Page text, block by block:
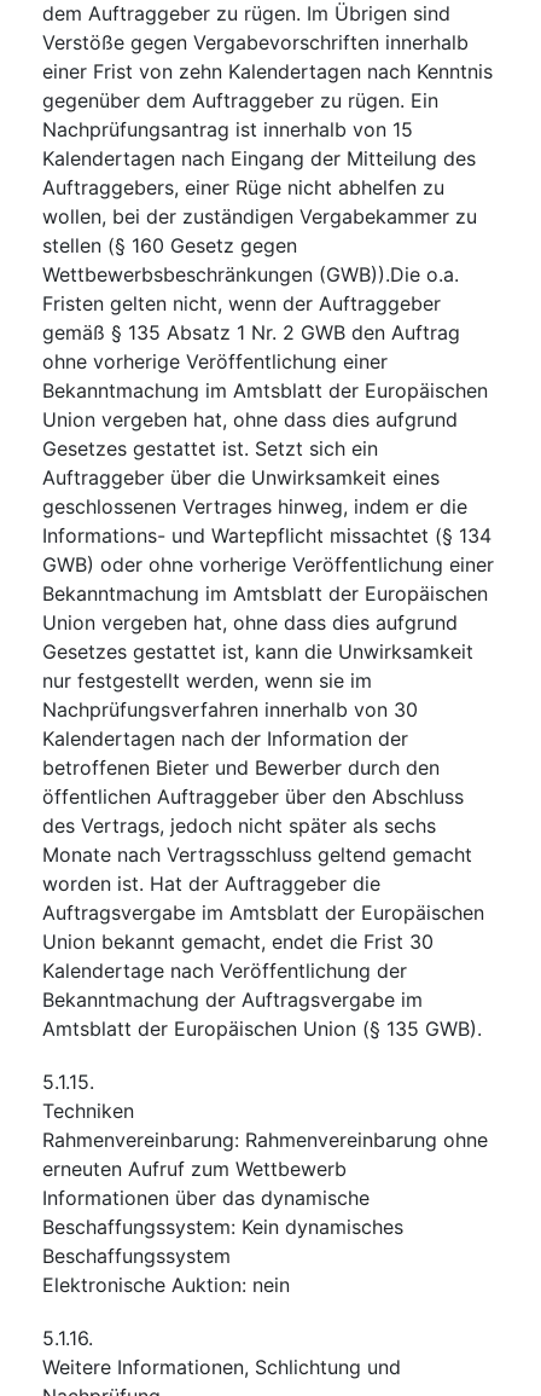
dem Auftraggeber zu rügen. Im Übrigen sind
Verstöße gegen Vergabevorschriften innerhalb
einer Frist von zehn Kalendertagen nach Kenntnis
gegenüber dem Auftraggeber zu rügen. Ein
Nachprüfungsantrag ist innerhalb von 15
Kalendertagen nach Eingang der Mitteilung des
Auftraggebers, einer Rüge nicht abhelfen zu
wollen, bei der zuständigen Vergabekammer zu
stellen (§ 160 Gesetz gegen
Wettbewerbsbeschränkungen (GWB)).Die o.a.
Fristen gelten nicht, wenn der Auftraggeber
gemäß § 135 Absatz 1 Nr. 2 GWB den Auftrag
ohne vorherige Veröffentlichung einer
Bekanntmachung im Amtsblatt der Europäischen
Union vergeben hat, ohne dass dies aufgrund
Gesetzes gestattet ist. Setzt sich ein
Auftraggeber über die Unwirksamkeit eines
geschlossenen Vertrages hinweg, indem er die
Informations- und Wartepflicht missachtet (§ 134
GWB) oder ohne vorherige Veröffentlichung einer
Bekanntmachung im Amtsblatt der Europäischen
Union vergeben hat, ohne dass dies aufgrund
Gesetzes gestattet ist, kann die Unwirksamkeit
nur festgestellt werden, wenn sie im
Nachprüfungsverfahren innerhalb von 30
Kalendertagen nach der Information der
betroffenen Bieter und Bewerber durch den
öffentlichen Auftraggeber über den Abschluss
des Vertrags, jedoch nicht später als sechs
Monate nach Vertragsschluss geltend gemacht
worden ist. Hat der Auftraggeber die
Auftragsvergabe im Amtsblatt der Europäischen
Union bekannt gemacht, endet die Frist 30
Kalendertage nach Veröffentlichung der
Bekanntmachung der Auftragsvergabe im
Amtsblatt der Europäischen Union (§ 135 GWB).
5.1.15.
Techniken
Rahmenvereinbarung: Rahmenvereinbarung ohne
erneuten Aufruf zum Wettbewerb
Informationen über das dynamische
Beschaffungssystem: Kein dynamisches
Beschaffungssystem
Elektronische Auktion: nein
5.1.16.
Weitere Informationen, Schlichtung und